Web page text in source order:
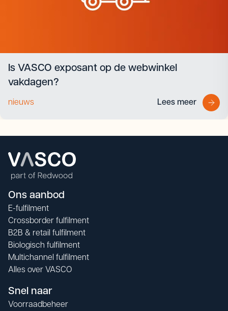
Is VASCO exposant op de webwinkel
vakdagen?
nieuws Lees meer
Ons aanbod
E-fulfilment
Crossborder fulfilment
B2B & retail fulfilment
Biologisch fulfilment
Multichannel fulfilment
Alles over VASCO
Snel naar
Voorraadbeheer